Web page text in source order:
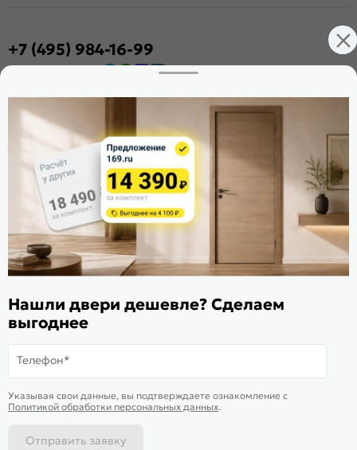
В корзину-27 555 ₽ Купить в 1 клик
+7 (495) 984-16-99
Стать дилером
Расскажите о нас
Поделиться
Оцените магазин
ИКС 1340
© 2010—2026 Склад Дверей 169.RU
Пользовательское соглашение
Политика обработки персональных данных
Нашли двери дешевле? Сделаем
выгоднее
Телефон*
Указывая свои данные, вы подтверждаете ознакомление c
Политикой обработки персональных данных.
Отправить заявку